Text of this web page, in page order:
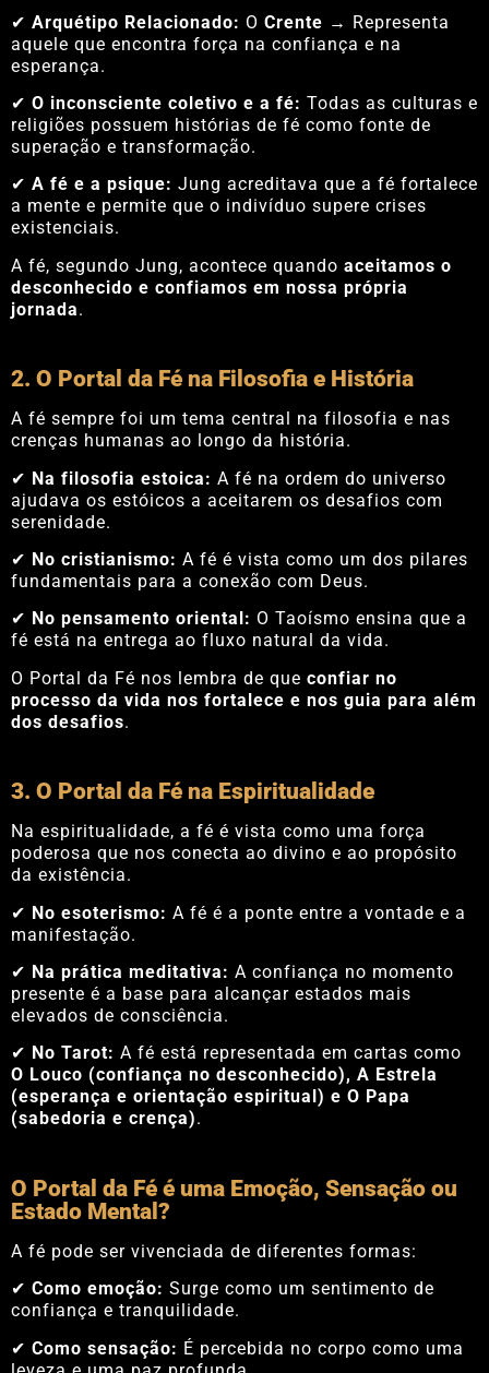
✔ Arquétipo Relacionado: O Crente → Representa
aquele que encontra força na confiança e na
esperança.
✔ O inconsciente coletivo e a fé: Todas as culturas e
religiões possuem histórias de fé como fonte de
superação e transformação.
✔ A fé e a psique: Jung acreditava que a fé fortalece
a mente e permite que o indivíduo supere crises
existenciais.
A fé, segundo Jung, acontece quando aceitamos o
desconhecido e confiamos em nossa própria
jornada.
2. O Portal da Fé na Filosofia e História
A fé sempre foi um tema central na filosofia e nas
crenças humanas ao longo da história.
✔ Na filosofia estoica: A fé na ordem do universo
ajudava os estóicos a aceitarem os desafios com
serenidade.
✔ No cristianismo: A fé é vista como um dos pilares
fundamentais para a conexão com Deus.
✔ No pensamento oriental: O Taoísmo ensina que a
fé está na entrega ao fluxo natural da vida.
O Portal da Fé nos lembra de que confiar no
processo da vida nos fortalece e nos guia para além
dos desafios.
3. O Portal da Fé na Espiritualidade
Na espiritualidade, a fé é vista como uma força
poderosa que nos conecta ao divino e ao propósito
da existência.
✔ No esoterismo: A fé é a ponte entre a vontade e a
manifestação.
✔ Na prática meditativa: A confiança no momento
presente é a base para alcançar estados mais
elevados de consciência.
✔ No Tarot: A fé está representada em cartas como
O Louco (confiança no desconhecido), A Estrela
(esperança e orientação espiritual) e O Papa
(sabedoria e crença).
O Portal da Fé é uma Emoção, Sensação ou
Estado Mental?
A fé pode ser vivenciada de diferentes formas:
✔ Como emoção: Surge como um sentimento de
confiança e tranquilidade.
✔ Como sensação: É percebida no corpo como uma